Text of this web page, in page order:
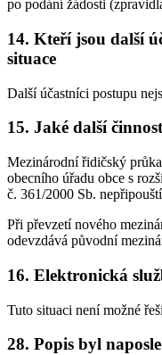
po podání žádosti
14. Kteří jsou další
situace
Další účastníci postupu
15. Jaké další
Mezinárodní řidičský
obecního úřadu obce s
č. 361/2000 Sb.
Při převzetí nového
odevzdává původní
16. Elektronická
Tuto situaci není možné
28. Popis byl